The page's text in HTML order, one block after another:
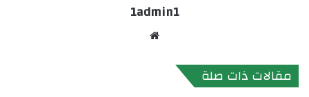
1admin1
مقالات ذات صلة